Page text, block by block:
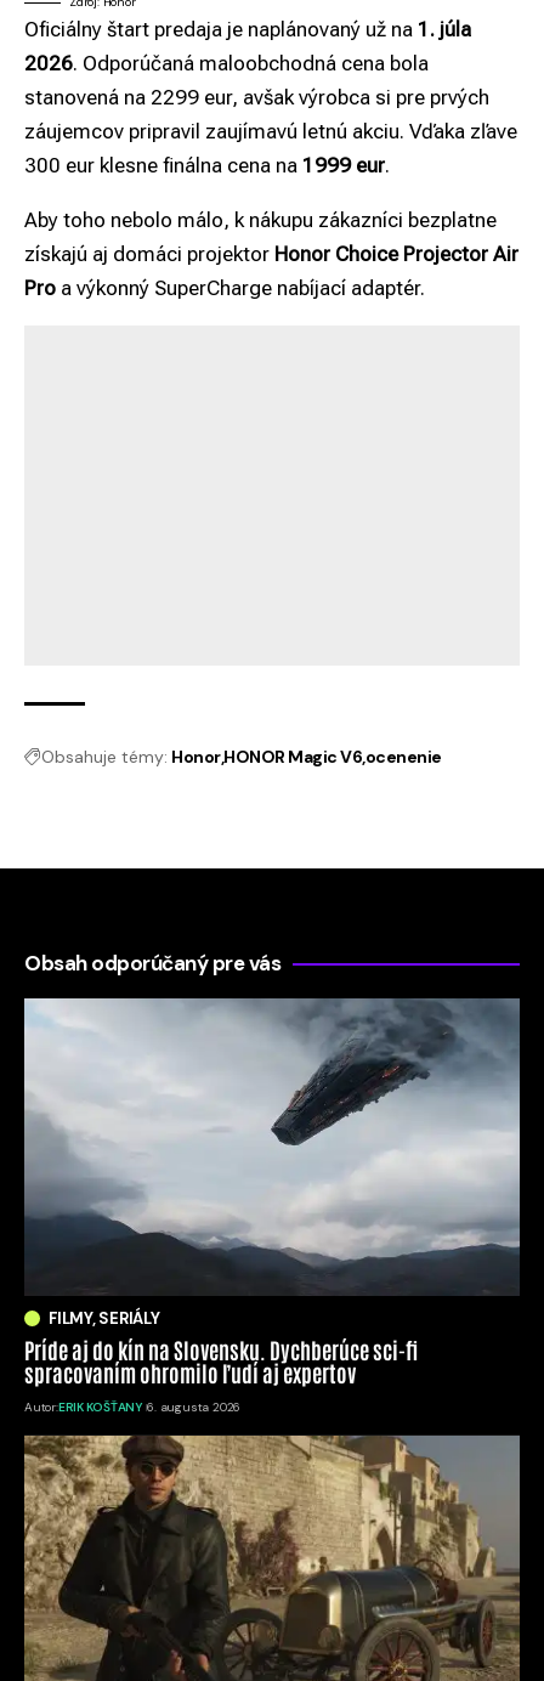
Oficiálny štart predaja je naplánovaný už na 1. júla
2026. Odporúčaná maloobchodná cena bola
stanovená na 2299 eur, avšak výrobca si pre prvých
záujemcov pripravil zaujímavú letnú akciu. Vďaka zľave
300 eur klesne finálna cena na 1999 eur.
Aby toho nebolo málo, k nákupu zákazníci bezplatne
získajú aj domáci projektor Honor Choice Projector Air
Pro a výkonný SuperCharge nabíjací adaptér.
Obsahuje témy: HonorHONOR Magic V6ocenenie
Obsah odporúčaný pre vás
FILMY, SERIÁLY
Príde aj do kín na Slovensku. Dychberúce sci-fi
spracovaním ohromilo ľudí aj expertov
Autor:ERIK KOŠŤANY 6. augusta 2026